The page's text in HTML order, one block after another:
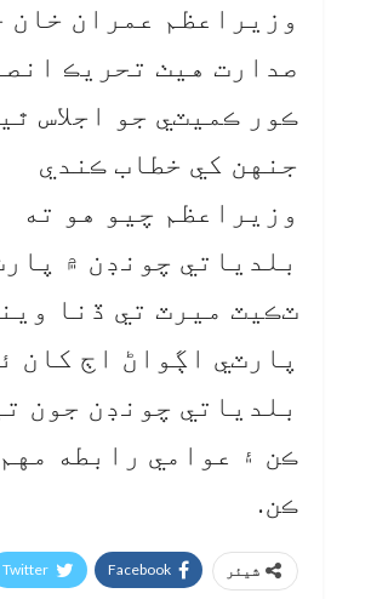
وزيراعظم عمران خان
صدارت هيٺ تحريڪ
ڪور ڪميٽي جو اجلاس
جنهن کي خطاب ڪندي
وزيراعظم چيو هو ته
بلدياتي چونڊن ۾
ٽڪيٽ ميرٽ تي ڏنا
پارٽي اڳواڻ اڄ کان
بلدياتي چونڊن جون
ڪن ۽ عوامي رابطه
ڪن.
شیئر Facebook
Twitter